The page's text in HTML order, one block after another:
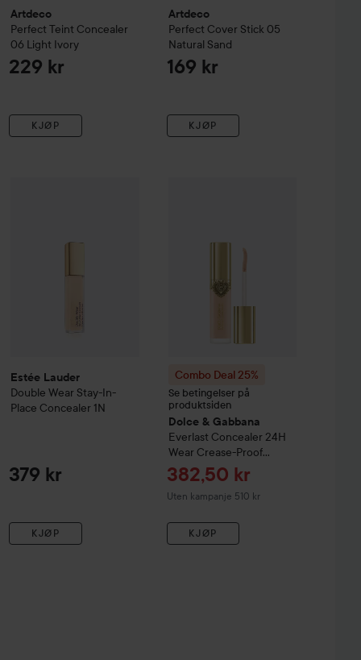
Artdeco
Perfect Teint Concealer
06 Light Ivory
229 kr
KJØP
Artdeco
Perfect Cover Stick 05
Natural Sand
169 kr
KJØP
Estée Lauder
Double Wear Stay-In-
Place Concealer 1N
379 kr
KJØP
Combo Deal 25%
Se betingelser på
produktsiden
Dolce & Gabbana
Everlast Concealer 24H
Wear Crease-Proof
Hydrating 01 Light
Tilbudspris
382,50 kr
Uten kampanje 510 kr
KJØP